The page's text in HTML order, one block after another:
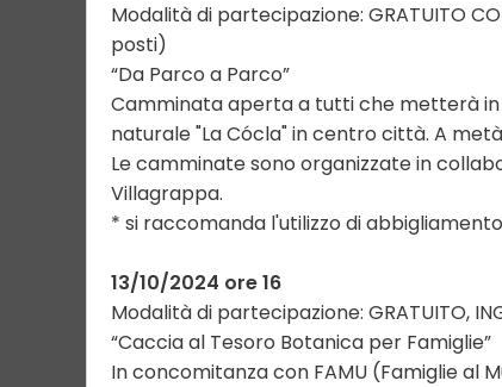
Modalità di partecipazione: GRATUITO
posti)
“Da Parco a Parco”
Camminata aperta a tutti che metterà in
naturale "La Cócla" in centro città. A
Le camminate sono organizzate in
Villagrappa.
* si raccomanda l'utilizzo di
13/10/2024 ore 16
Modalità di partecipazione: GRATUITO,
“Caccia al Tesoro Botanica per Famiglie”
In concomitanza con FAMU (Famiglie al